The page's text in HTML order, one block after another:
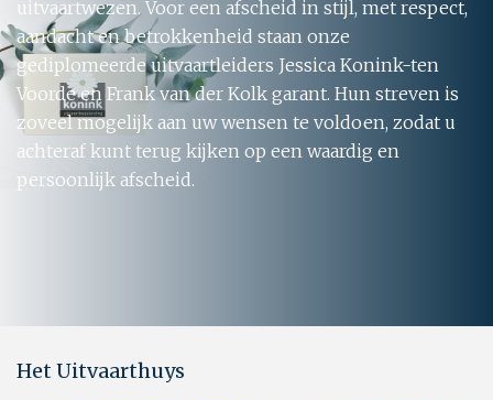
uitvaartwezen. Voor een afscheid in stijl, met respect,
aandacht en betrokkenheid staan onze
gediplomeerde uitvaartleiders Jessica Konink-ten
Voorde en Frank van der Kolk garant. Hun streven is
zoveel mogelijk aan uw wensen te voldoen, zodat u
achteraf kunt terug kijken op een waardig en
persoonlijk afscheid.
Het Uitvaarthuys